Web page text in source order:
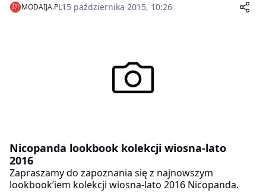
MODAIJA.PL15 października 2015, 10:26
Nicopanda lookbook kolekcji wiosna-lato
2016
Zapraszamy do zapoznania się z najnowszym
lookbook’iem kolekcji wiosna-lato 2016 Nicopanda.